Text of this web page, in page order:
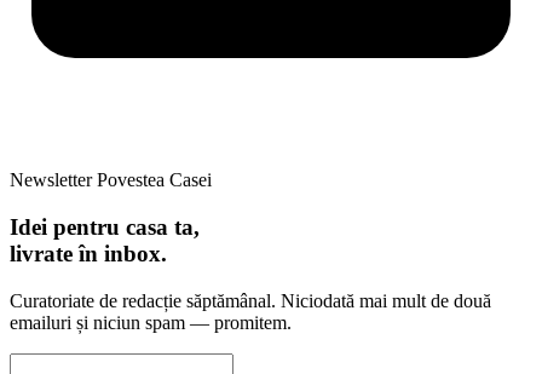
Newsletter Povestea Casei
Idei pentru casa ta,
livrate în inbox.
Curatoriate de redacție săptămânal. Niciodată mai mult de două
emailuri și niciun spam — promitem.